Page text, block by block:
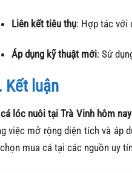
Liên kết tiêu thụ: Hợp tác với
Áp dụng kỹ thuật mới: Sử
Kết luận
lóc nuôi tại Trà Vinh hôm nay
việc mở rộng diện tích và áp
chọn mua cá tại các nguồn uy